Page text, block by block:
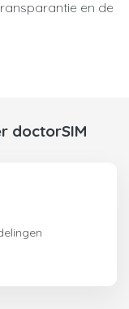
en de
doctorSIM